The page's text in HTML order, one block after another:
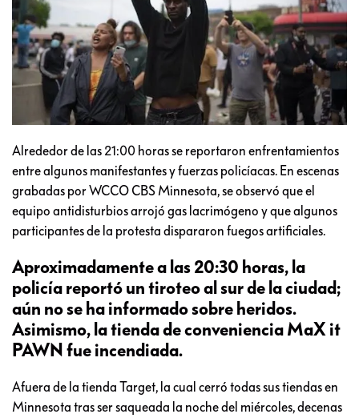
Alrededor de las 21:00 horas se reportaron enfrentamientos
entre algunos manifestantes y fuerzas policíacas. En escenas
grabadas por WCCO CBS Minnesota, se observó que el
equipo antidisturbios arrojó gas lacrimógeno y que algunos
participantes de la protesta dispararon fuegos artificiales.
Aproximadamente a las 20:30 horas, la
policía reportó un tiroteo al sur de la ciudad;
aún no se ha informado sobre heridos.
Asimismo, la tienda de conveniencia MaX it
PAWN fue incendiada.
Afuera de la tienda Target, la cual cerró todas sus tiendas en
Minnesota tras ser saqueada la noche del miércoles, decenas